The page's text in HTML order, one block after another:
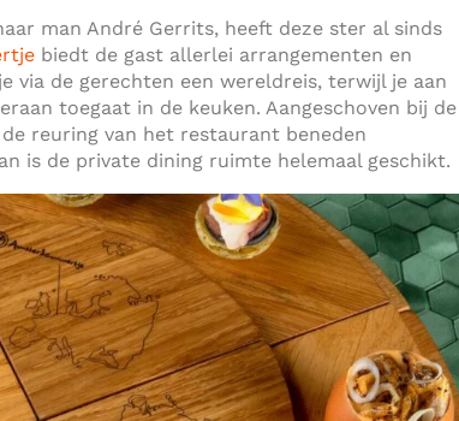
man André Gerrits, heeft deze ster al sinds
biedt de gast allerlei arrangementen en
de gerechten een wereldreis, terwijl je aan
toegaat in de keuken. Aangeschoven bij de
reuring van het restaurant beneden
is de private dining ruimte helemaal geschikt.